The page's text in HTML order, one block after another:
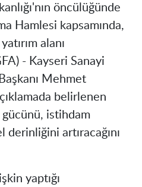
öncülüğünde
Hamlesi kapsamında,
alanı
- Kayseri Sanayi
Mehmet
belirlenen
istihdam
artıracağını
yaptığı